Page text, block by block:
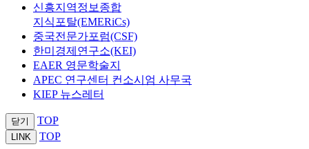
신흥지역정보종합
지식포탈(EMERiCs)
중국전문가포럼(CSF)
한미경제연구소(KEI)
EAER 영문학술지
APEC 연구센터 컨소시엄 사무국
KIEP 뉴스레터
닫기 TOP
LINK TOP